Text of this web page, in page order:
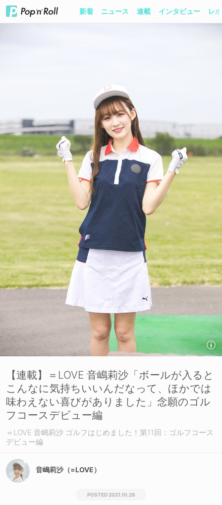
新着 ニュース 連載 インタビュー レ
【連載】＝LOVE 音嶋莉沙「ボールが入ると
こんなに気持ちいいんだなって、ほかでは
味わえない喜びがありました」念願のゴル
フコースデビュー編
＝LOVE 音嶋莉沙 ゴルフはじめました！第11回：ゴルフコース
デビュー編
音嶋莉沙（=LOVE）
2021.10.28